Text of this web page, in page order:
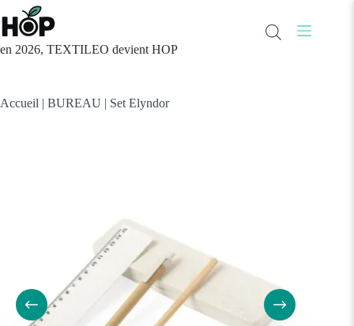
Passer
au
contenu
en 2026, TEXTILEO devient HOP
Accueil | BUREAU | Set Elyndor